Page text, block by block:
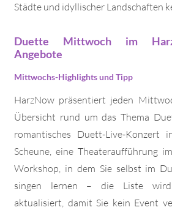
Städte und idyllischer Landschaften
Duette Mittwoch im
Angebote
Mittwochs-Highlights und Tipp
HarzNow präsentiert jeden
Übersicht rund um das Thema
romantisches Duett-Live-Konzert
Scheune, eine Theateraufführung
Workshop, in dem Sie selbst im
singen lernen – die Liste wird
aktualisiert, damit Sie kein Event